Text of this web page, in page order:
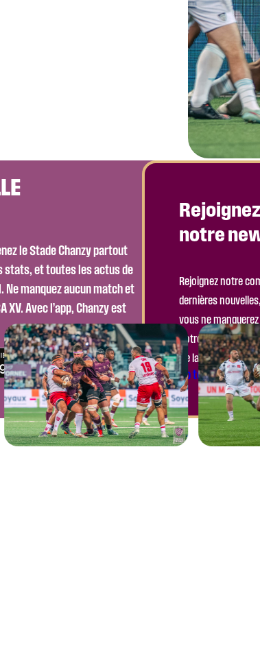
le Stade Chanzy partout
stats, et toutes les actus de
manquez aucun match et
Avec l’app, Chanzy est
notre
Rejoignez notre
dernières
vous ne
notre club.
Ne laissez pas
Go to the Module